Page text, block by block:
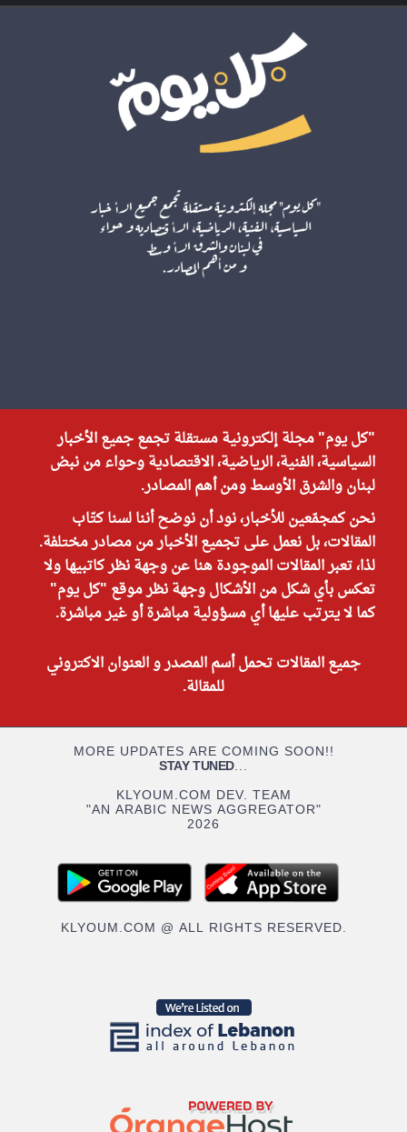
"كل يوم" مجلة إلكترونية مستقلة تجمع جميع الأخبار
السياسية، الفنية، الرياضية، الاقتصادية وحواء من نبض
لبنان والشرق الأوسط ومن أهم المصادر.
نحن كمجمّعين للأخبار، نود أن نوضح أننا لسنا كتّاب
المقالات، بل نعمل على تجميع الأخبار من مصادر مختلفة.
لذا، تعبر المقالات الموجودة هنا عن وجهة نظر كاتبيها ولا
تعكس بأي شكل من الأشكال وجهة نظر موقع "كل يوم"
كما لا يترتب عليها أي مسؤولية مباشرة أو غير مباشرة.
جميع المقالات تحمل أسم المصدر و العنوان الاكتروني
للمقالة.
MORE UPDATES ARE COMING SOON!!
STAY TUNED...
KLYOUM.COM DEV. TEAM
"AN ARABIC NEWS AGGREGATOR"
2026
KLYOUM.COM @ ALL RIGHTS RESERVED.